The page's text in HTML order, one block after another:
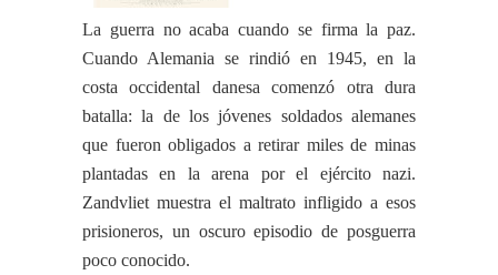
La guerra no acaba cuando se firma la paz.
Cuando Alemania se rindió en 1945, en la
costa occidental danesa comenzó otra dura
batalla: la de los jóvenes soldados alemanes
que fueron obligados a retirar miles de minas
plantadas en la arena por el ejército nazi.
Zandvliet muestra el maltrato infligido a esos
prisioneros, un oscuro episodio de posguerra
poco conocido.